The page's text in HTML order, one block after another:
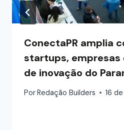
ConectaPR amplia
startups, empresas
de inovação do
PorRedação Builders 16